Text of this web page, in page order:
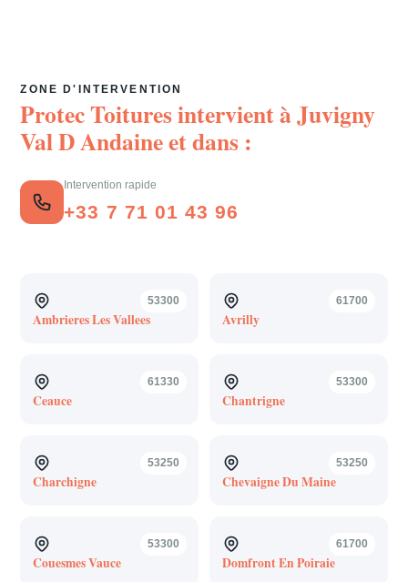
ZONE D'INTERVENTION
Protec Toitures intervient àJuvigny
Val D Andaineet dans :
Intervention rapide
+33 7 71 01 43 96
53300
Ambrieres Les Vallees
61700
Avrilly
61330
Ceauce
53300
Chantrigne
53250
Charchigne
53250
Chevaigne Du Maine
53300
Couesmes Vauce
61700
Domfront En Poiraie